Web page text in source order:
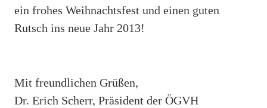
ein frohes Weihnachtsfest und einen guten
Rutsch ins neue Jahr 2013!
Mit freundlichen Grüßen,
Dr. Erich Scherr, Präsident der ÖGVH